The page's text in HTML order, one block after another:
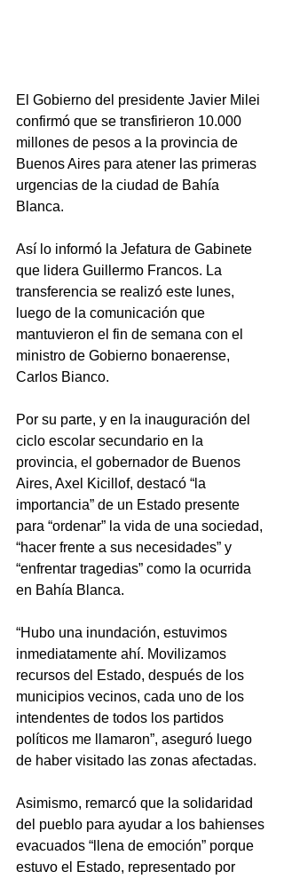
El Gobierno del presidente Javier Milei
confirmó que se transfirieron 10.000
millones de pesos a la provincia de
Buenos Aires para atener las primeras
urgencias de la ciudad de Bahía
Blanca.
Así lo informó la Jefatura de Gabinete
que lidera Guillermo Francos. La
transferencia se realizó este lunes,
luego de la comunicación que
mantuvieron el fin de semana con el
ministro de Gobierno bonaerense,
Carlos Bianco.
Por su parte, y en la inauguración del
ciclo escolar secundario en la
provincia, el gobernador de Buenos
Aires, Axel Kicillof, destacó “la
importancia” de un Estado presente
para “ordenar” la vida de una sociedad,
“hacer frente a sus necesidades” y
“enfrentar tragedias” como la ocurrida
en Bahía Blanca.
“Hubo una inundación, estuvimos
inmediatamente ahí. Movilizamos
recursos del Estado, después de los
municipios vecinos, cada uno de los
intendentes de todos los partidos
políticos me llamaron”, aseguró luego
de haber visitado las zonas afectadas.
Asimismo, remarcó que la solidaridad
del pueblo para ayudar a los bahienses
evacuados “llena de emoción” porque
estuvo el Estado, representado por